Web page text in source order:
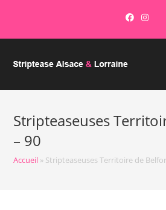
Stripteaseuses
– 90
Accueil » Stripteaseuses Territoire de